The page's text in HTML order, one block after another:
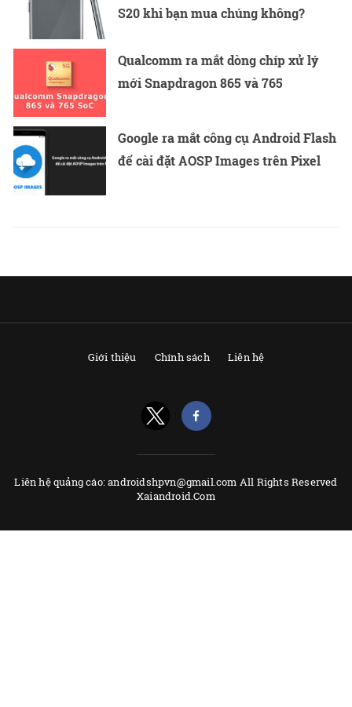
S20 khi bạn mua chúng không?
Qualcomm ra mắt dòng chíp xử lý
mới Snapdragon 865 và 765
Google ra mắt công cụ Android Flash
để cài đặt AOSP Images trên Pixel
Giới thiệu Chính sách Liên hệ
Liên hệ quảng cáo: androidshpvn@gmail.com All Rights Reserved
Xaiandroid.Com